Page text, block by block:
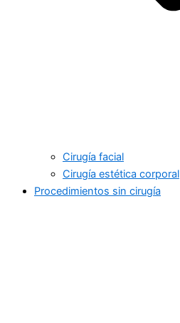
Cirugía facial
Cirugía estética corporal
Procedimientos sin cirugía